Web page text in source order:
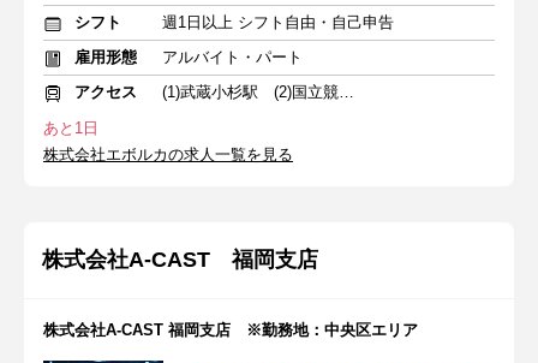
シフト
週1日以上 シフト自由・自己申告
雇用形態
アルバイト・パート
アクセス
(1)武蔵小杉駅 (2)国立競技場駅 (3)飛田給駅
あと1日
株式会社エボルカの求人一覧を見る
株式会社A-CAST 福岡支店
株式会社A-CAST 福岡支店 ※勤務地：中央区エリア